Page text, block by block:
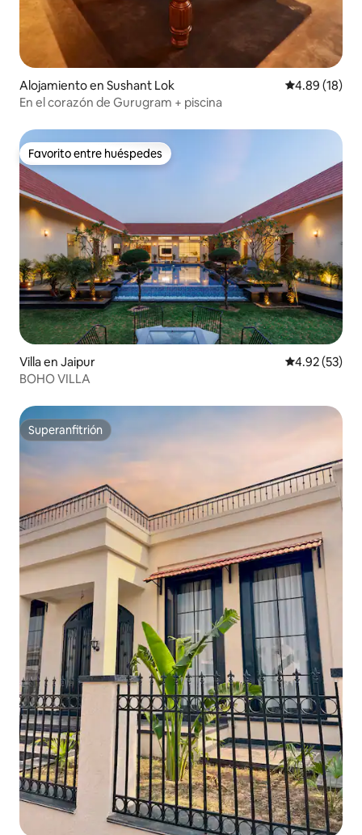
Alojamiento en Sushant Lok Calificación
4.89 (18)
En el corazón de Gurugram + piscina
Favorito entre huéspedes
Favorito entre huéspedes
Villa en Jaipur Calificación
4.92 (53)
BOHO VILLA
Superanfitrión
Superanfitrión